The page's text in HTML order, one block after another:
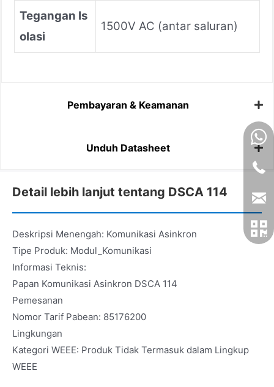
Tegangan Is
olasi
1500V AC (antar saluran)
Pembayaran & Keamanan
Unduh Datasheet
Detail lebih lanjut tentang DSCA 114
Deskripsi Menengah: Komunikasi Asinkron
Tipe Produk: Modul_Komunikasi
Informasi Teknis:
Papan Komunikasi Asinkron DSCA 114
Pemesanan
Nomor Tarif Pabean: 85176200
Lingkungan
Kategori WEEE: Produk Tidak Termasuk dalam Lingkup
WEEE